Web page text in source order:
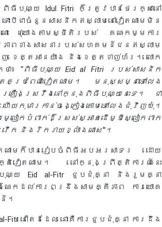
បុណ្យ Idul Fitri ក៏ត្រូវបានថែរក្សានៅ
ជាចំនួនសាសនិកឥស្លាមនៅវៀតណាមមិន
ះ (យោងតាមស្ថិតិរបស់ គណៈកម្មការ
ពខាងសាសនារបស់សហគមន៍ជនឥស្លាម
េត្តអានយ៉ាង និងខេត្តខាញ់ហ័រ។ លោក
ា៖
“ពិធីបុណ្យ Eid al Fitri របស់សាសនិក
តេតប្រពៃណីវៀតណាម។ មនុស្សម្នាទៅលេង
រឿងស្រវឹងនៅក្នុងពិធីបុណ្យនេះទេ។ ជា
កុមារកាន់ចង្កៀងគោមទៅលេងជុំវិញឃុំ។
លៀកបំពាក់ដ៏ស្រស់ស្អាតដើម្បីស្លៀកពាក់
ក និងរីករាយខ្លាំងណាស់”។
តណាមក៏បានរៀបចំពិធីអបអរសាទរ ដោយ
វៀតណាម។ នៅក្នុងព្រឹត្តិការណ៍នេះ
យ Eid al-Fitr ជួបជុំគ្នា និងរួមគ្នា
កដល់ការពង្រឹងសាមគ្គីភាព ការយោគ
។
នៅតែដដែល នោះគឺការជួបជុំគ្នា ការដឹង